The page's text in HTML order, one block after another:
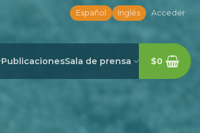
Español Inglés Acceder
PublicacionesSala de prensa $0